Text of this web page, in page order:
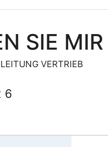
SIE MIR
LEITUNG VERTRIEB
6